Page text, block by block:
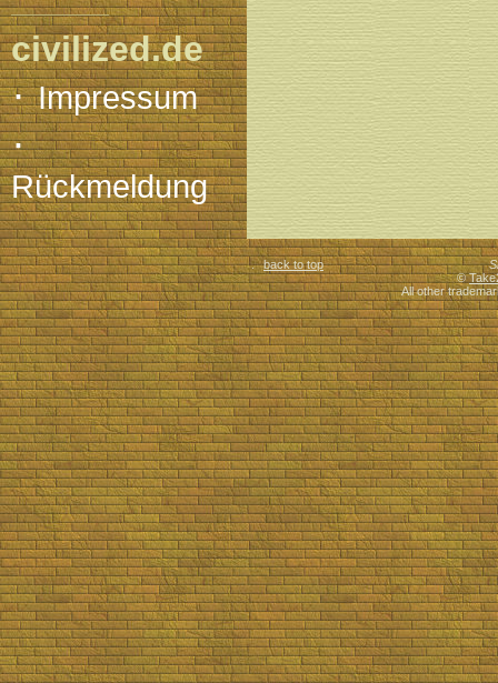
civilized.de
·Impressum
·
Rückmeldung
back to top
©
All other